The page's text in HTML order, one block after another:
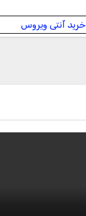
خرید آنتی ویروس